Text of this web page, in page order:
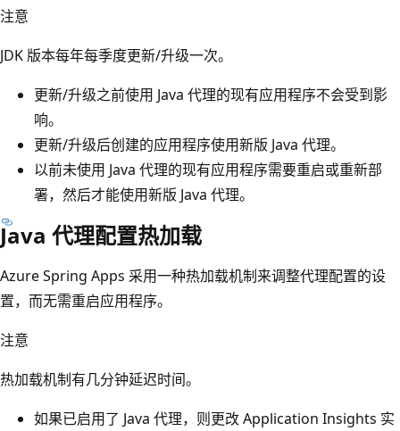
注意
JDK 版本每年每季度更新/升级一次。
更新/升级之前使用 Java 代理的现有应用程序不会受到影
响。
更新/升级后创建的应用程序使用新版 Java 代理。
以前未使用 Java 代理的现有应用程序需要重启或重新部
署，然后才能使用新版 Java 代理。
Java 代理配置热加载
Azure Spring Apps 采用一种热加载机制来调整代理配置的设
置，而无需重启应用程序。
注意
热加载机制有几分钟延迟时间。
如果已启用了 Java 代理，则更改 Application Insights 实